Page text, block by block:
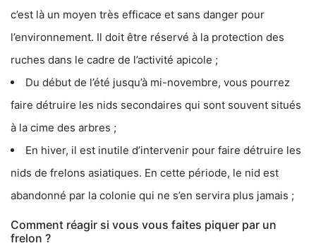
c’est là un moyen très efficace et sans danger pour
l’environnement. Il doit être réservé à la protection des
ruches dans le cadre de l’activité apicole ;
Du début de l’été jusqu’à mi-novembre, vous pourrez
faire détruire les nids secondaires qui sont souvent situés
à la cime des arbres ;
En hiver, il est inutile d’intervenir pour faire détruire les
nids de frelons asiatiques. En cette période, le nid est
abandonné par la colonie qui ne s’en servira plus jamais ;
Comment réagir si vous vous faites piquer par un
frelon ?